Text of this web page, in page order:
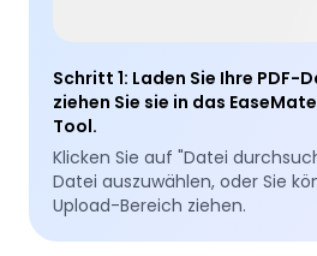
Schritt 1: Laden Sie Ihre PDF-
ziehen Sie sie in das
Tool.
Klicken Sie auf "Datei
Datei auszuwählen, oder Sie
Upload-Bereich ziehen.